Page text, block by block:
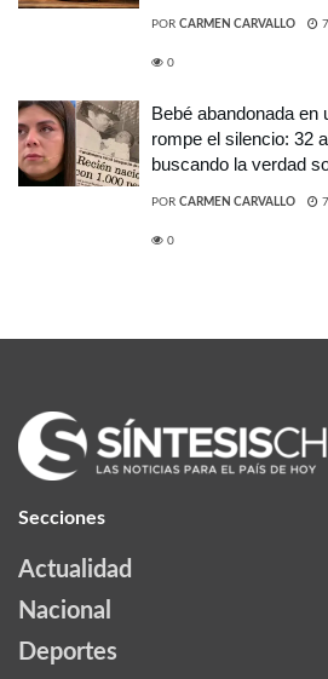
POR CARMEN CARVALLO
0
Bebé abandonada en
rompe el silencio: 32
buscando la verdad
POR CARMEN CARVALLO
0
Secciones
Actualidad
Nacional
Deportes